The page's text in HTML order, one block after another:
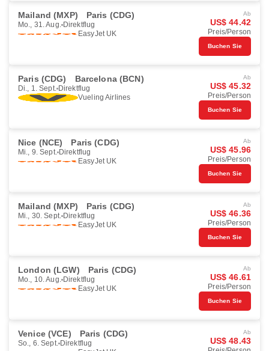
Mailand (MXP) Paris (CDG)
Mo., 31. Aug. Direktflug
EasyJet UK
Ab
US$ 44.42
Preis/Person
Buchen Sie
Paris (CDG) Barcelona (BCN)
Di., 1. Sept. Direktflug
Vueling Airlines
Ab
US$ 45.32
Preis/Person
Buchen Sie
Nice (NCE) Paris (CDG)
Mi., 9. Sept. Direktflug
EasyJet UK
Ab
US$ 45.96
Preis/Person
Buchen Sie
Mailand (MXP) Paris (CDG)
Mi., 30. Sept. Direktflug
EasyJet UK
Ab
US$ 46.36
Preis/Person
Buchen Sie
London (LGW) Paris (CDG)
Mo., 10. Aug. Direktflug
EasyJet UK
Ab
US$ 46.61
Preis/Person
Buchen Sie
Venice (VCE) Paris (CDG)
So., 6. Sept. Direktflug
Ab
US$ 48.43